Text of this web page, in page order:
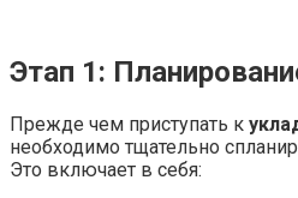
Этап 1:
Прежде чем приступать к
необходимо тщательно
Это включает в себя: